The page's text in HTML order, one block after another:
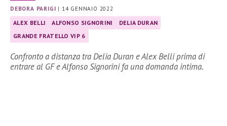
DEBORA PARIGI | 14 GENNAIO 2022
ALEX BELLI ALFONSO SIGNORINI
DELIA DURAN
GRANDE FRATELLO VIP 6
Confronto a distanza tra Delia Duran e Alex Belli prima di
entrare al GF e Alfonso Signorini fa una domanda intima.